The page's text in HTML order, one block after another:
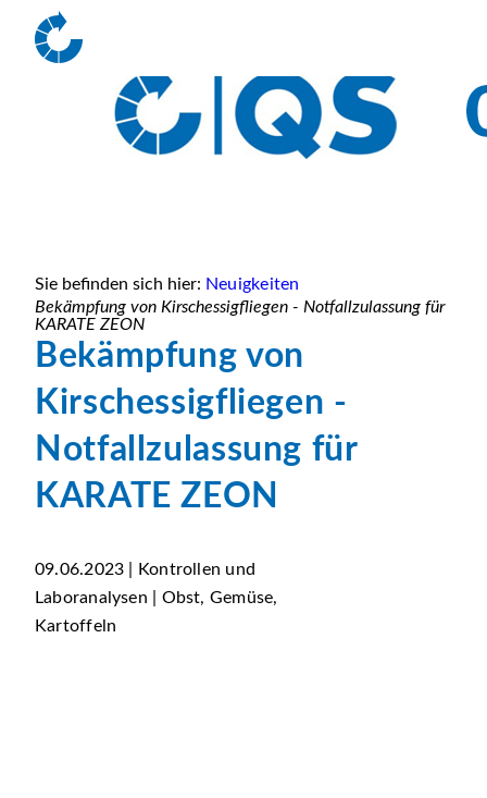
Sie befinden sich hier: Neuigkeiten
Bekämpfung von Kirschessigfliegen - Notfallzulassung für
KARATE ZEON
Bekämpfung von
Kirschessigfliegen -
Notfallzulassung für
KARATE ZEON
09.06.2023 | Kontrollen und
Laboranalysen | Obst, Gemüse,
Kartoffeln